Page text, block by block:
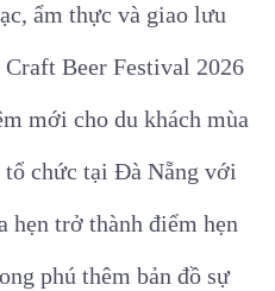
ẩm thực và giao lưu
Craft Beer Festival 2026
mới cho du khách mùa
tổ chức tại Đà Nẵng với
hẹn trở thành điểm hẹn
phú thêm bản đồ sự